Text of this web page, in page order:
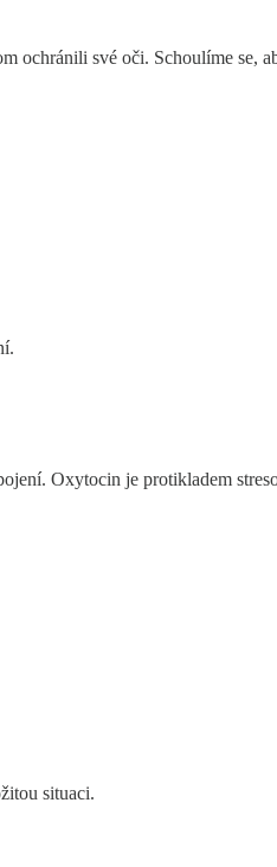
ochránili své oči. Schoulíme se,
Oxytocin je protikladem
situaci.